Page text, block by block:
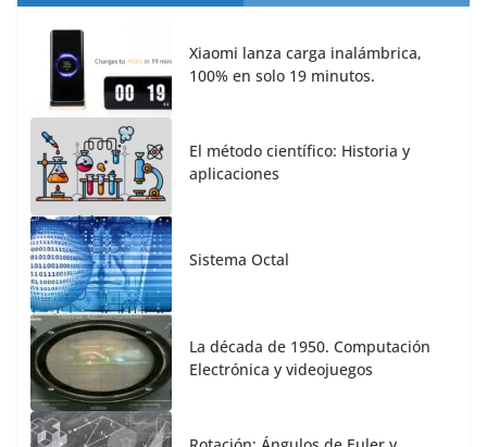
Xiaomi lanza carga inalámbrica,
100% en solo 19 minutos.
El método científico: Historia y
aplicaciones
Sistema Octal
La década de 1950. Computación
Electrónica y videojuegos